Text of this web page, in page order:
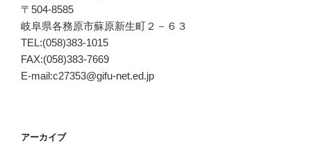
〒504-8585
岐阜県各務原市蘇原新生町２－６３
TEL:(058)383-1015
FAX:(058)383-7669
E-mail:c27353@gifu-net.ed.jp
アーカイブ